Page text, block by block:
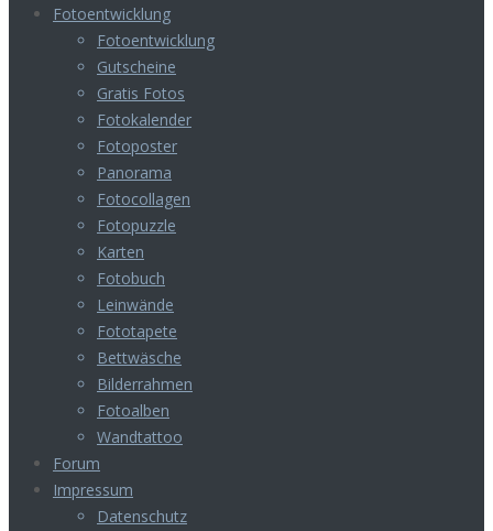
Fotoentwicklung
Fotoentwicklung
Gutscheine
Gratis Fotos
Fotokalender
Fotoposter
Panorama
Fotocollagen
Fotopuzzle
Karten
Fotobuch
Leinwände
Fototapete
Bettwäsche
Bilderrahmen
Fotoalben
Wandtattoo
Forum
Impressum
Datenschutz